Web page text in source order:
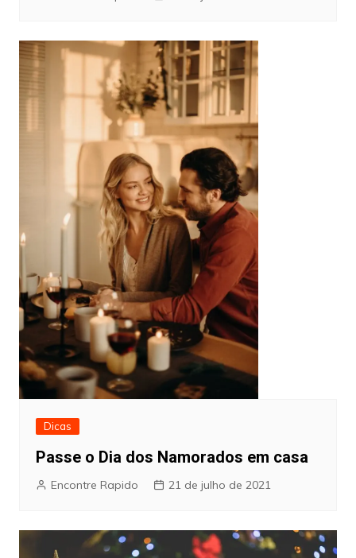
Dicas
Passe o Dia dos Namorados em casa
Encontre Rapido 21 de julho de 2021